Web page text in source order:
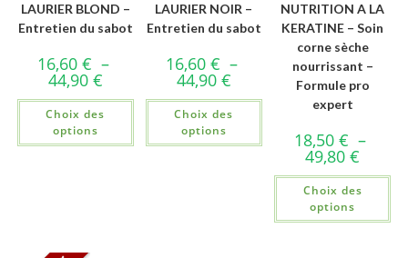
LAURIER BLOND –
Entretien du sabot
16,60 € –
44,90 €
Choix des
options
LAURIER NOIR –
Entretien du sabot
16,60 € –
44,90 €
Choix des
options
NUTRITION A LA
KERATINE – Soin
corne sèche
nourrissant –
Formule pro
expert
18,50€ –
49,80€
Choix des
options